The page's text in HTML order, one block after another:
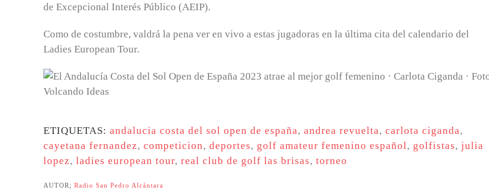
de Excepcional Interés Público (AEIP).
Como de costumbre, valdrá la pena ver en vivo a estas jugadoras en la última cita del calendario del
Ladies European Tour.
ETIQUETAS: andalucia costa del sol open de españa, andrea revuelta, carlota ciganda,
cayetana fernandez, competicion, deportes, golf amateur femenino español, golfistas, julia
lopez, ladies european tour, real club de golf las brisas, torneo
AUTOR; Radio San Pedro Alcántara